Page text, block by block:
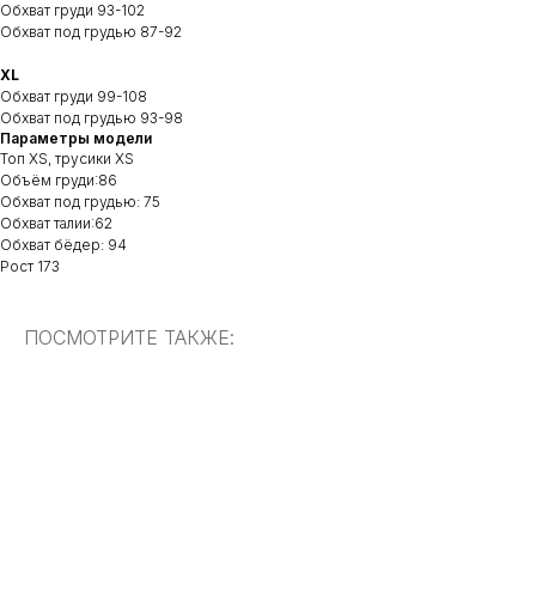
Обхват груди 93-102
Обхват под грудью 87-92
XL
Обхват груди 99-108
Обхват под грудью 93-98
Параметры модели
Топ XS, трусики XS
Объём груди:86
Обхват под грудью: 75
Обхват талии:62
Обхват бёдер: 94
Рост 173
ПОСМОТРИТЕ ТАКЖЕ: